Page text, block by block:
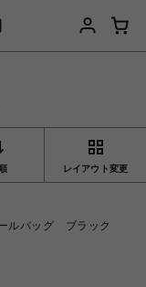
レイアウト変更
ルバッグ ブラック